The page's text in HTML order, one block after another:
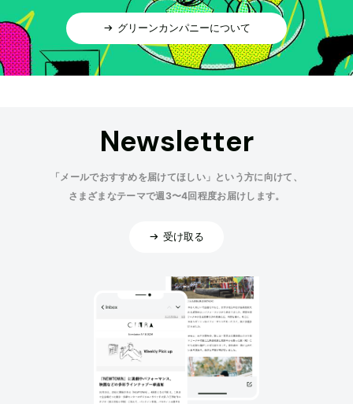
グリーンカンパニーについて
Newsletter
「メールでおすすめを届けてほしい」という方に向けて、
さまざまなテーマで週3〜4回程度お届けします。
受け取る